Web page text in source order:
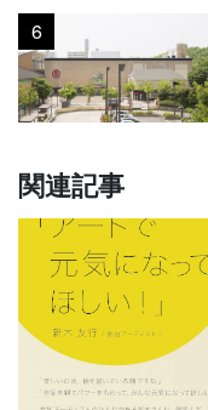
6
関連記事